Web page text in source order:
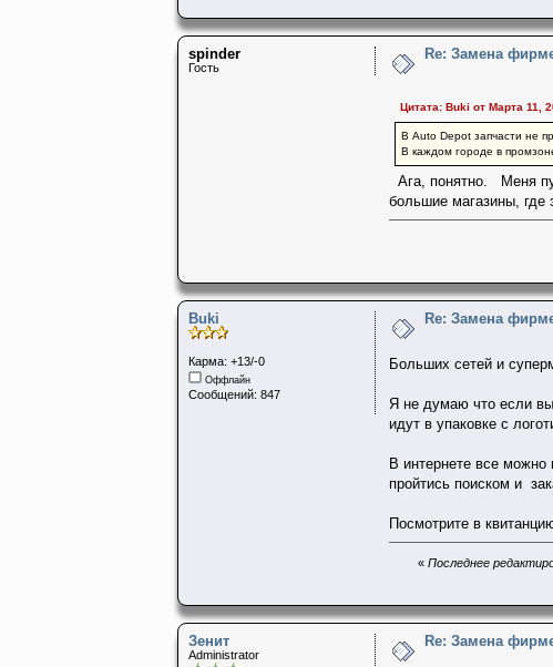
spinder
Гость
Re: Замена
Цитата: Buki от Марта 11,
В Auto Depot запчасти не
В каждом городе в
Ага, понятно. Меня
большие магазины,
Buki
Карма: +13/-0
Оффлайн
Сообщений: 847
Re: Замена
Больших сетей и
Я не думаю что если вы
идут в упаковке с
В интернете все можно
пройтись поиском и
Посмотрите в
« Последнее
Зенит
Administrator
Re: Замена